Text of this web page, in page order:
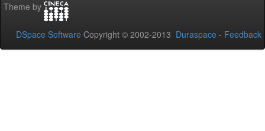
Theme by
DSpace Software Copyright © 2002-2013 Duraspace - Feedback